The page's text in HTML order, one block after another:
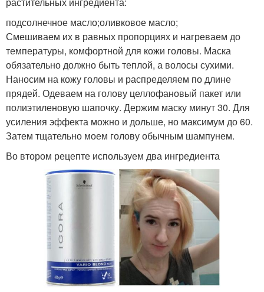
подсолнечное масло;оливковое масло;
Смешиваем их в равных пропорциях и нагреваем до
температуры, комфортной для кожи головы. Маска
обязательно должно быть теплой, а волосы сухими.
Наносим на кожу головы и распределяем по длине
прядей. Одеваем на голову целлофановый пакет или
полиэтиленовую шапочку. Держим маску минут 30. Для
усиления эффекта можно и дольше, но максимум до 60.
Затем тщательно моем голову обычным шампунем.
Во втором рецепте используем два ингредиента